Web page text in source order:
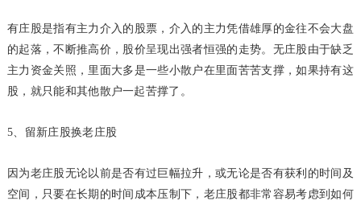
有庄股是指有主力介入的股票，介入的主力凭借雄厚的金往不会大盘
的起落，不断推高价，股价呈现出强者恒强的走势。无庄股由于缺乏
主力资金关照，里面大多是一些小散户在里面苦苦支撑，如果持有这
股，就只能和其他散户一起苦撑了。
5、留新庄股换老庄股
因为老庄股无论以前是否有过巨幅拉升，或无论是否有获利的时间及
空间，只要在长期的时间成本压制下，老庄股都非常容易考虑到如何